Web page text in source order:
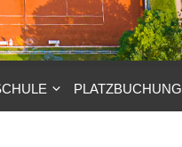
PLATZBUCHUNG